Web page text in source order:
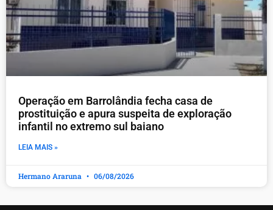
Operação em Barrolândia fecha casa de
prostituição e apura suspeita de exploração
infantil no extremo sul baiano
LEIA MAIS »
Hermano Araruna 06/08/2026